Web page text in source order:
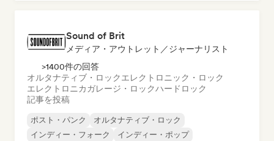
Sound of Brit
メディア・アウトレット／ジャーナリスト
>1400件の回答
オルタナティブ・ロックエレクトロニック・ロック
エレクトロニカガレージ・ロックハードロック
記事を投稿
ポスト・パンク
オルタナティブ・ロック
インディー・フォーク
インディー・ポップ